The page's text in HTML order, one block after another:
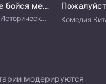
Милый, не бойся меня
Романтика Исторический Фэнтези Мистика Китайские дорамы
модерируются